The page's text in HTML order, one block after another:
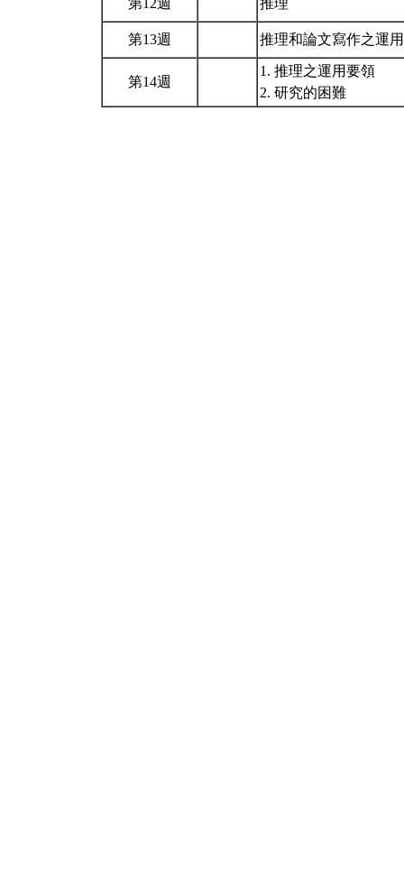
第12週 推理
第13週 推理和論文寫作之運
第14週
1. 推理之運用要領
2. 研究的困難